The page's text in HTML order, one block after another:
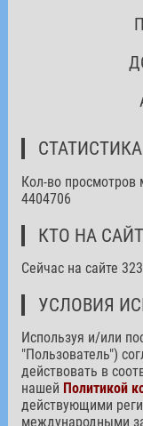
СТАТИСТИКА
Кол-во просмотров
4404706
КТО НА
Сейчас на сайте
УСЛОВИЯ
Используя и/или
"Пользователь")
действовать в
нашей Политикой
действующими
международными